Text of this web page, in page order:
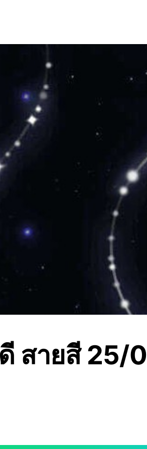
สายสี 25/0